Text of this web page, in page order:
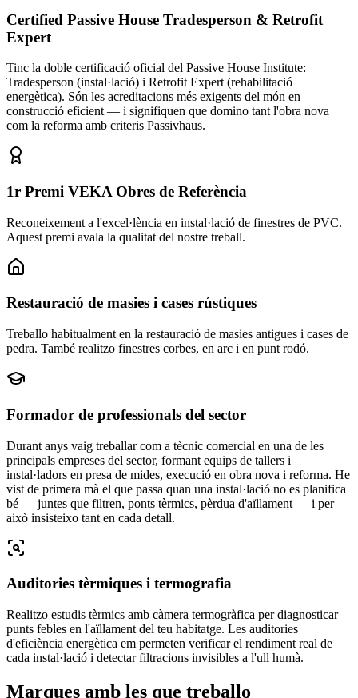
Certified Passive House Tradesperson & Retrofit
Expert
Tinc la doble certificació oficial del Passive House Institute:
Tradesperson (instal·lació) i Retrofit Expert (rehabilitació
energètica). Són les acreditacions més exigents del món en
construcció eficient — i signifiquen que domino tant l'obra nova
com la reforma amb criteris Passivhaus.
1r Premi VEKA Obres de Referència
Reconeixement a l'excel·lència en instal·lació de finestres de PVC.
Aquest premi avala la qualitat del nostre treball.
Restauració de masies i cases rústiques
Treballo habitualment en la restauració de masies antigues i cases de
pedra. També realitzo finestres corbes, en arc i en punt rodó.
Formador de professionals del sector
Durant anys vaig treballar com a tècnic comercial en una de les
principals empreses del sector, formant equips de tallers i
instal·ladors en presa de mides, execució en obra nova i reforma. He
vist de primera mà el que passa quan una instal·lació no es planifica
bé — juntes que filtren, ponts tèrmics, pèrdua d'aïllament — i per
això insisteixo tant en cada detall.
Auditories tèrmiques i termografia
Realitzo estudis tèrmics amb càmera termogràfica per diagnosticar
punts febles en l'aïllament del teu habitatge. Les auditories
d'eficiència energètica em permeten verificar el rendiment real de
cada instal·lació i detectar filtracions invisibles a l'ull humà.
Marques amb les que treballo